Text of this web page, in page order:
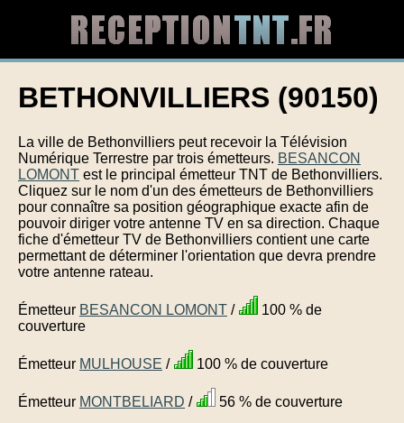
BETHONVILLIERS (90150)
La ville de Bethonvilliers peut recevoir la Télévision
Numérique Terrestre par trois émetteurs. BESANCON
LOMONT est le principal émetteur TNT de Bethonvilliers.
Cliquez sur le nom d'un des émetteurs de Bethonvilliers
pour connaître sa position géographique exacte afin de
pouvoir diriger votre antenne TV en sa direction. Chaque
fiche d'émetteur TV de Bethonvilliers contient une carte
permettant de déterminer l'orientation que devra prendre
votre antenne rateau.
Émetteur BESANCON LOMONT /
100 % de
couverture
Émetteur MULHOUSE / 100 % de couverture
Émetteur MONTBELIARD /
56 % de couverture